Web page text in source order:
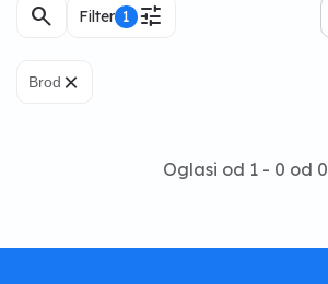
search Filter 1 tune
Brod ×
Oglasi od 1 - 0 od 0